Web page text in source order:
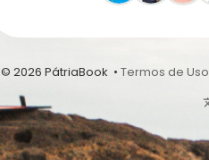
© 2026 PátriaBook • Termos de Uso